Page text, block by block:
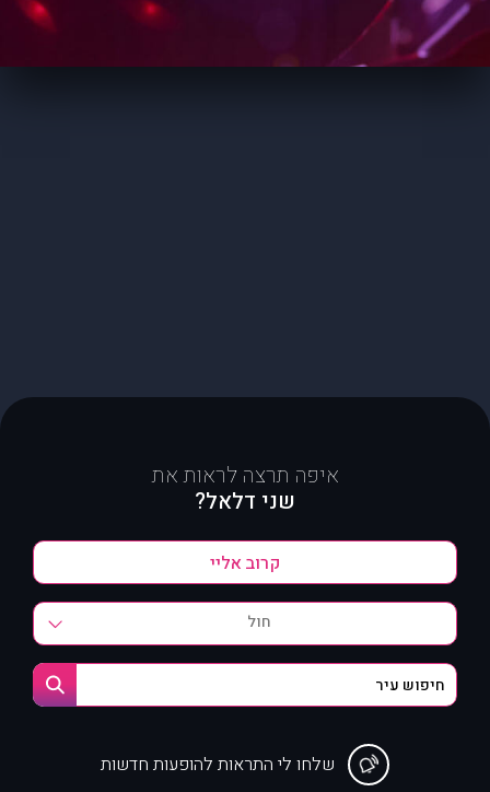
איפה תרצה לראות את
שני דלאל?
חול
שלחו לי התראות להופעות חדשות